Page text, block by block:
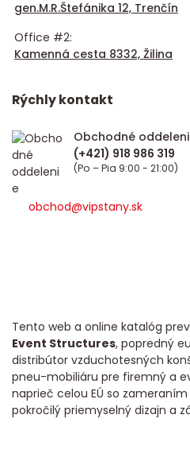
gen.M.R.Štefánika 12, Trenčín
Office #2:
Kamenná cesta 8332, Žilina
Tento web a online katalóg
Event Structures, popredný
distribútor vzduchotesných
pneu-mobiliáru pre firemný a
naprieč celou EÚ so
pokročilý priemyselný dizajn a
Rýchly kontakt
Obchodné
(Po – Pia 9:00 - 21:00)
obchod@vipstany.sk